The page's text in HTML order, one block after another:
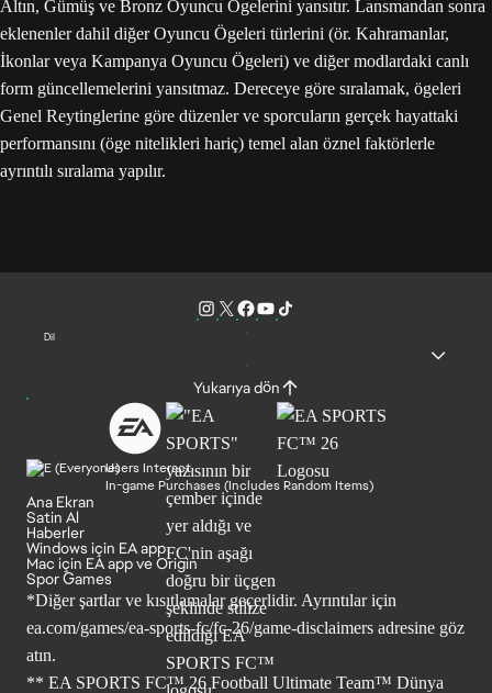
Altın, Gümüş ve Bronz Oyuncu Ögelerini yansıtır. Lansmandan sonra
eklenenler dahil diğer Oyuncu Ögeleri türlerini (ör. Kahramanlar,
İkonlar veya Kampanya Oyuncu Ögeleri) ve diğer modlardaki canlı
form güncellemelerini yansıtmaz. Dereceye göre sıralamak, ögeleri
Genel Reytinglerine göre düzenler ve sporcuların gerçek hayattaki
performansını (öge nitelikleri hariç) temel alan öznel faktörlerle
ayrıntılı sıralama yapılır.
Dil
Yukarıya dön
Users Interact
In-game Purchases (Includes Random Items)
Ana Ekran
Satin Al
Haberler
Windows için EA app
Mac için EA app ve Origin
Spor Games
*Diğer şartlar ve kısıtlamalar geçerlidir. Ayrıntılar için
ea.com/games/ea-sports-fc/fc-26/game-disclaimers adresine göz
atın.
** EA SPORTS FC™ 26 Football Ultimate Team™ Dünya